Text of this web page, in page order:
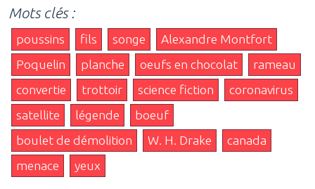
Mots clés :
poussins fils songe
Alexandre Montfort
Poquelin
planche oeufs en chocolat
rameau
convertie
trottoir science fiction
coronavirus
satellite
légende
boeuf
boulet de démolition
W. H. Drake
canada
menace
yeux